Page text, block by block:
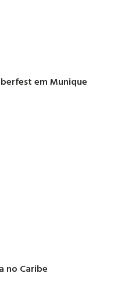
em Munique
no Caribe